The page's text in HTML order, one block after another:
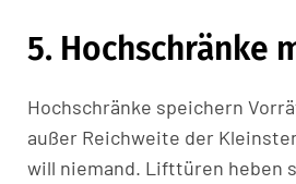
5. Hochschränke
Hochschränke speichern
außer Reichweite der
will niemand. Lifttüren heben